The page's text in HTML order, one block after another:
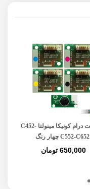
چیپست درام کونیکا مینولتا C452-
C552-C652 چهار رنگ
650,000 تومان